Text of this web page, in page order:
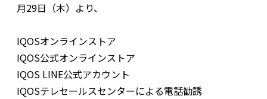
月29日（木）より、
IQOSオンラインストア
IQOS公式オンラインストア
IQOS LINE公式アカウント
IQOSテレセールスセンターによる電話勧誘